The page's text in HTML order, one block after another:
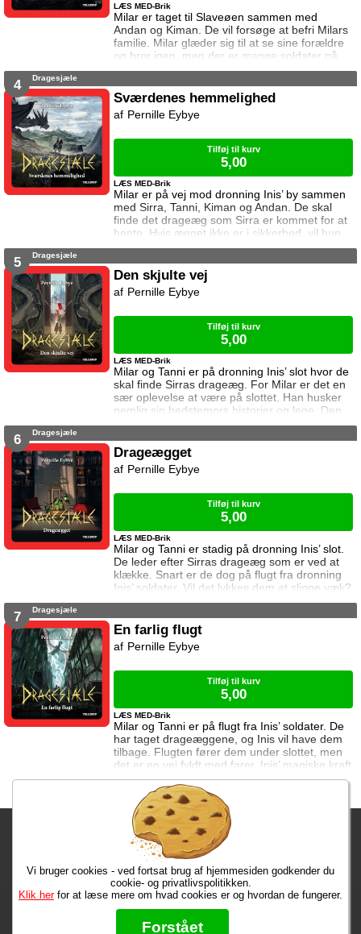
Milar er taget til Slaveøen sammen med
Andan og Kiman. De vil forsøge at befri Milars
familie. Milar glæder sig til at se sine forældre
og bror igen, men der er mange soldater på
Slaveøen. De må være forsigtige hvis det skal
LÆS MED-Brik
4 Dragesjæle
Sværdenes hemmelighed
Milar er på vej mod dronning Inis’ by sammen
med Sirra, Tanni, Kiman og Andan. De skal
finde det drageæg som Sirra er kommet for at
hente. Hvis ægget ikke er i sikkerhed, vil hun
ikke hjælpe dem. Rejsen er ikke uden farer, og
og sine venner.
LÆS MED-Brik
Pernille Eybye
Tilføj til kurv
5,00
5 Dragesjæle
Den skjulte vej
Milar og Tanni er på dronning Inis’ slot hvor de
skal finde Sirras drageæg. For Milar er det en
sær oplevelse at være på slottet. Han husker
nemlig sin bedstemors historier og lege. Den
viden kan han måske bruge til at finde ægget.
LÆS MED-Brik
Pernille Eybye
Tilføj til kurv
5,00
6 Dragesjæle
Drageægget
Milar og Tanni er stadig på dronning Inis’ slot.
De leder efter Sirras drageæg som er ved at
klække. Snart er de dog på flugt fra dronning
Inis’ soldater. Vil det lykkes dem at slippe væk?
Vil de miste deres liv? Eller måske deres
LÆS MED-Brik
Pernille Eybye
Tilføj til kurv
5,00
7 Dragesjæle
En farlig flugt
Milar og Tanni er på flugt fra Inis’ soldater. De
har taget drageæggene, og Inis vil have dem
tilbage. Flugten fører dem under slottet, men
det er en vej fyldt med farer. Inis’ magiske kraft
kan koste dem livet, og én må ofre alt.
LÆS MED-Brik
Pernille Eybye
Tilføj til kurv
5,00
Fragtgebyret er DKK 59,95 • Fragtgebyret bortfalder ved køb over
DKK 299,00
Bestiller du i dag, har du dine varer på tirsdag!
Max 50 kr. Bøger til en 🐕
★★★★★
Vi bruger cookies - ved fortsat brug af hjemmesiden godkender du
cookie- og privatlivspolitikken.
Klik herfor at læse mere om hvad cookies er og hvordan de fungerer.
Forstået